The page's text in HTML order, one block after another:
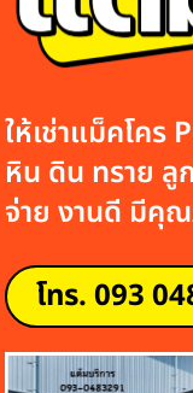
ให้เช่าแม็คโคร
หิน ดิน ทราย ลู
จ่าย งานดี มีคุ
โทร. 093